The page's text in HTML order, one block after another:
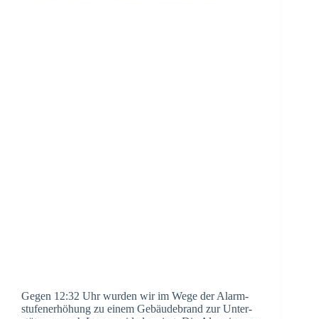
Gegen 12:32 Uhr wur­den wir im Wege der Alarm­
stu­fen­er­hö­hung zu einem Gebäu­de­brand zur Unter­